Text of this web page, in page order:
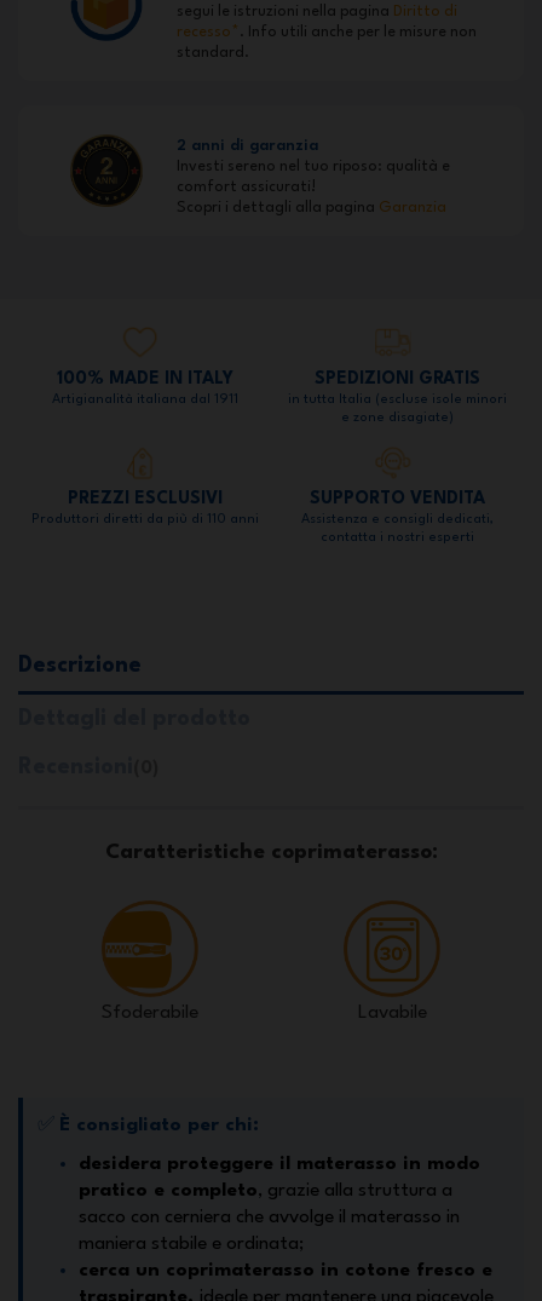
segui le istruzioni nella pagina Diritto di
recesso* . Info utili anche per le misure non
standard.
2 anni di garanzia
Investi sereno nel tuo riposo: qualità e
comfort assicurati!
Scopri i dettagli alla pagina Garanzia
100% MADE IN ITALY
Artigianalità italiana dal 1911
SPEDIZIONI GRATIS
in tutta Italia (escluse isole minori
e zone disagiate)
PREZZI ESCLUSIVI
Produttori diretti da più di 110 anni
SUPPORTO VENDITA
Assistenza e consigli dedicati,
contatta i nostri esperti
Descrizione
Caratteristiche coprimaterasso:
Sfoderabile Lavabile
È consigliato per chi:
desidera proteggere il materasso in modo
pratico e completo, grazie alla struttura a
sacco con cerniera che avvolge il materasso in
maniera stabile e ordinata;
cerca un coprimaterasso in cotone fresco e